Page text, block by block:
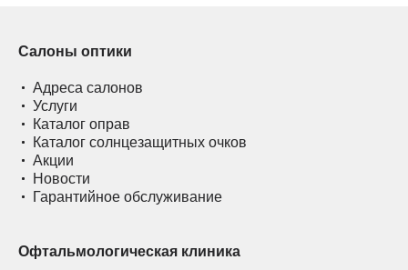
Салоны оптики
Адреса салонов
Услуги
Каталог оправ
Каталог солнцезащитных очков
Акции
Новости
Гарантийное обслуживание
Офтальмологическая клиника